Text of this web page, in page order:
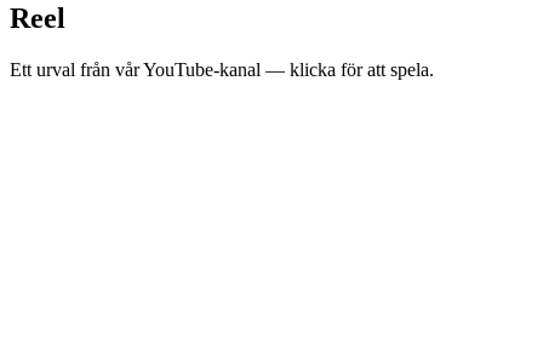
Reel
Ett urval från vår YouTube-kanal — klicka för att spela.